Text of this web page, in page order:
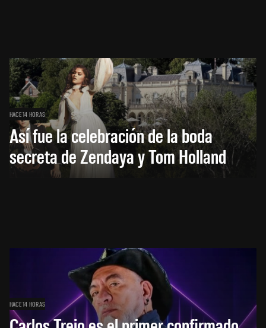
HACE 14 HORAS
Así fue la celebración de la boda
secreta de Zendaya y Tom Holland
HACE 14 HORAS